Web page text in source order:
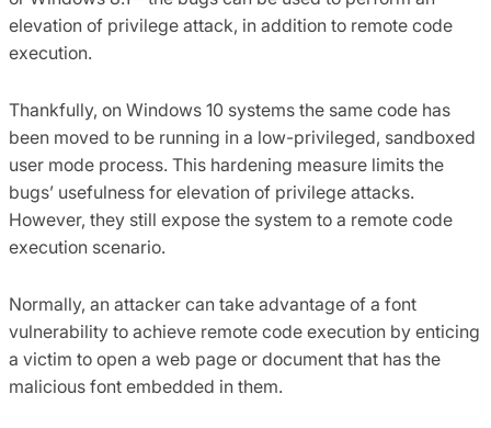
elevation of privilege attack, in addition to remote code
execution.
Thankfully, on Windows 10 systems the same code has
been moved to be running in a low-privileged, sandboxed
user mode process. This hardening measure limits the
bugs’ usefulness for elevation of privilege attacks.
However, they still expose the system to a remote code
execution scenario.
Normally, an attacker can take advantage of a font
vulnerability to achieve remote code execution by enticing
a victim to open a web page or document that has the
malicious font embedded in them.